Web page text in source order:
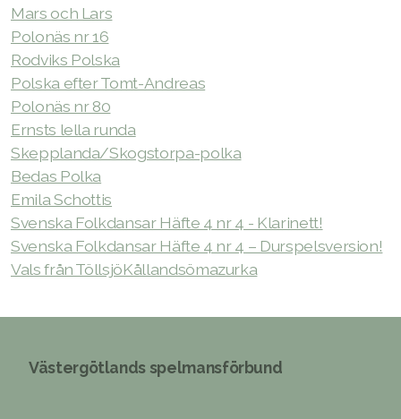
Mars och Lars
Polonäs nr 16
Rodviks Polska
Polska efter Tomt-Andreas
Polonäs nr 80
Ernsts lella runda
Skepplanda/Skogstorpa-polka
Bedas Polka
Emila Schottis
Svenska Folkdansar Häfte 4 nr 4 - Klarinett!
Svenska Folkdansar Häfte 4 nr 4 – Durspelsversion!
Vals från TöllsjöKållandsömazurka
Västergötlands spelmansförbund